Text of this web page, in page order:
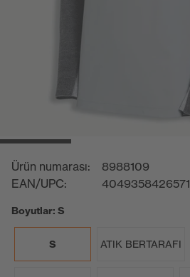
Ürün numarası:
8988109
EAN/UPC:
4049358426571
Boyutlar: S
S ATIK BERTARAFI